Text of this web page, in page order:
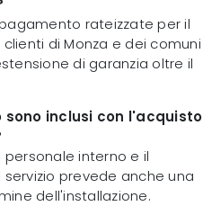
rateizzate per il
di Monza e dei comuni
di garanzia oltre il
inclusi con l'acquisto
interno e il
prevede anche una
dell'installazione.